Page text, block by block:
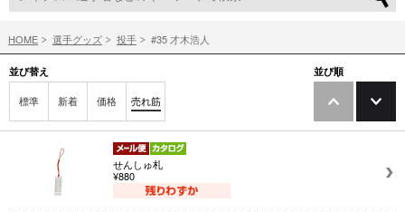
HOME 選手グッズ 投手 #35 才木浩人
並び替え
標準 新着 価格 売れ筋
並び順
せんしゅ札
¥880